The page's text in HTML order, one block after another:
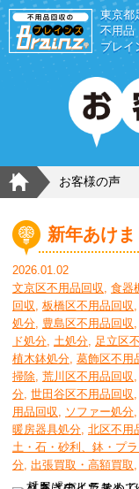
東京都
不用品
ブレイ
HOME
お客様の声
新年あけま
2026.01.02
文京区不用品回収, 食器
回収, 板橋区不用品回収,
処分, 豊島区不用品回収,
ド処分, 土処分, 足立区
植木鉢処分, 葛飾区不用
掃除, 荒川区不用品回収,
分, 世田谷区不用品回収,
用品回収, ソファー処分,
暖房器具処分, 北区不用
土・石・砂利、鉢・プ
分, 出張買取・高額買取,